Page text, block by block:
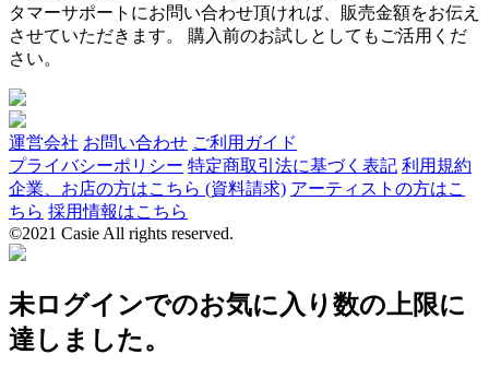
タマーサポートにお問い合わせ頂ければ、販売金額をお伝え
させていただきます。 購入前のお試しとしてもご活用くだ
さい。
運営会社 お問い合わせ ご利用ガイド
プライバシーポリシー 特定商取引法に基づく表記 利用規約
企業、お店の方はこちら (資料請求) アーティストの方はこ
ちら 採用情報はこちら
©2021 Casie All rights reserved.
未ログインでのお気に入り数の上限に
達しました。